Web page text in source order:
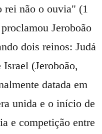
não o ouvia" (1
Jeroboão
dois reinos: Judá
(Jeroboão,
datada em
unida e o início de
e competição entre